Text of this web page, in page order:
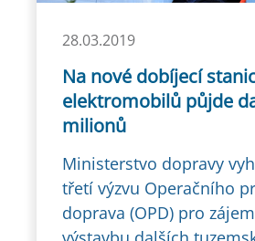
28.03.2019
Na nové dobíjecí
elektromobilů půjde
milionů
Ministerstvo dopravy
třetí výzvu Operačního
doprava (OPD) pro